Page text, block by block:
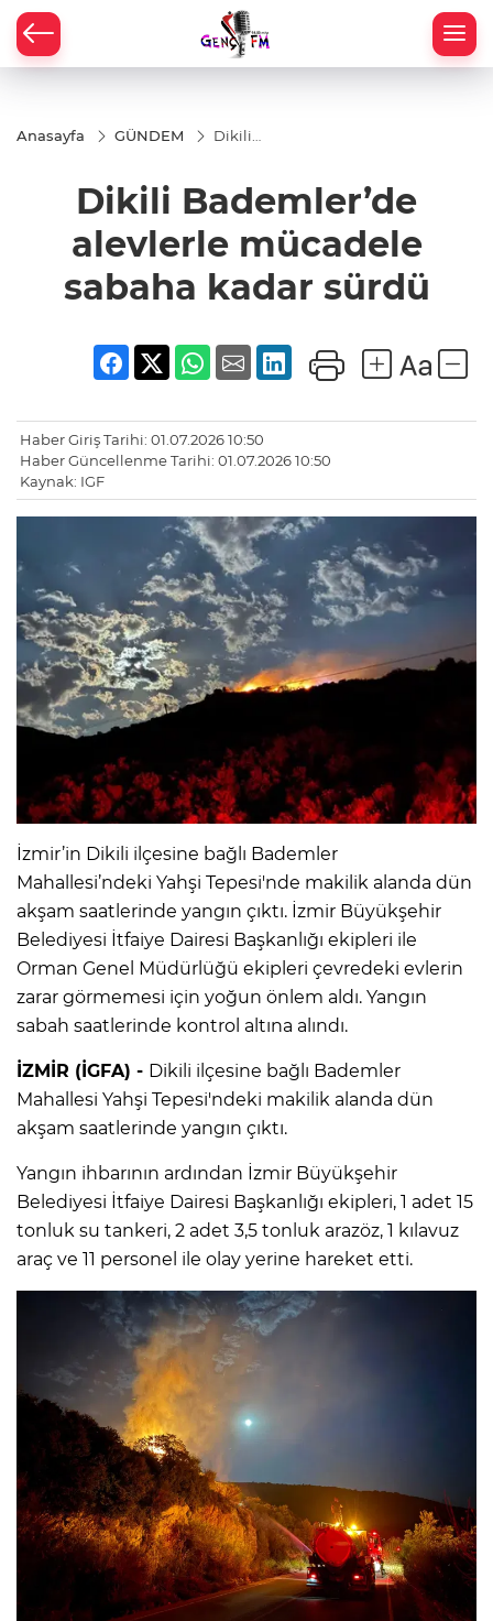
Anasayfa GÜNDEM
Dikili
mücadele
sabaha
Dikili Bademler’de
alevlerle mücadele
sabaha kadar sürdü
Haber Giriş Tarihi: 01.07.2026 10:50
Haber Güncellenme Tarihi: 01.07.2026 10:50
Kaynak: IGF
İzmir’in Dikili ilçesine bağlı Bademler
Mahallesi’ndeki Yahşi Tepesi'nde makilik alanda dün
akşam saatlerinde yangın çıktı. İzmir Büyükşehir
Belediyesi İtfaiye Dairesi Başkanlığı ekipleri ile
Orman Genel Müdürlüğü ekipleri çevredeki evlerin
zarar görmemesi için yoğun önlem aldı. Yangın
sabah saatlerinde kontrol altına alındı.
İZMİR (İGFA) - Dikili ilçesine bağlı Bademler
Mahallesi Yahşi Tepesi'ndeki makilik alanda dün
akşam saatlerinde yangın çıktı.
Yangın ihbarının ardından İzmir Büyükşehir
Belediyesi İtfaiye Dairesi Başkanlığı ekipleri, 1 adet 15
tonluk su tankeri, 2 adet 3,5 tonluk arazöz, 1 kılavuz
araç ve 11 personel ile olay yerine hareket etti.